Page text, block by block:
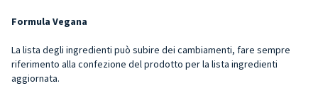
Formula Vegana
La lista degli ingredienti può subire dei cambiamenti, fare sempre
riferimento alla confezione del prodotto per la lista ingredienti
aggiornata.